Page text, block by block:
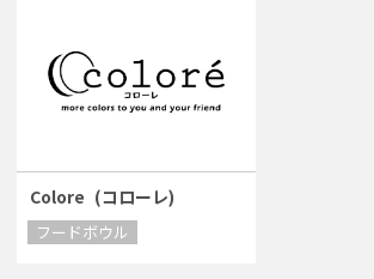
Colore (コローレ)
フードボウル